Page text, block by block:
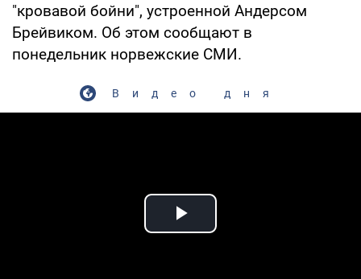
"кровавой бойни", устроенной Андерсом
Брейвиком. Об этом сообщают в
понедельник норвежские СМИ.
Видео дня
Play Video